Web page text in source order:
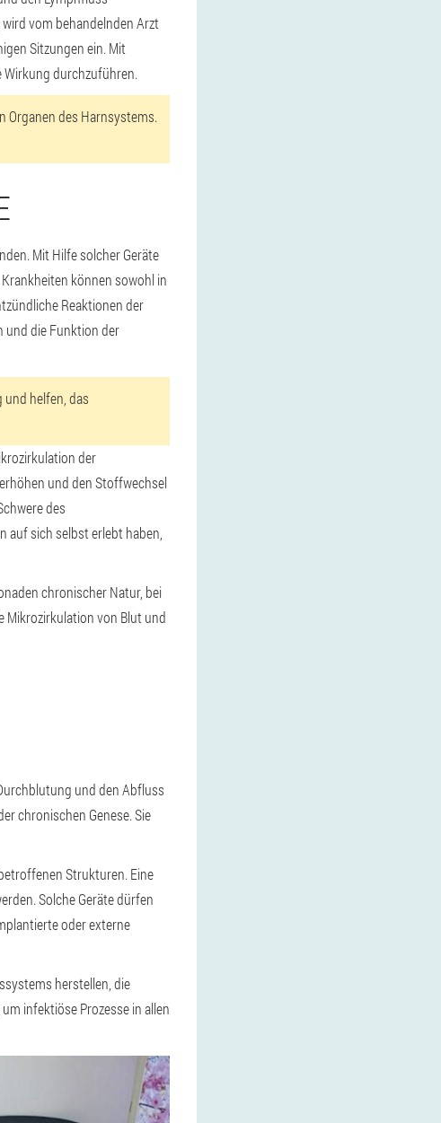
vom behandelnden Arzt
Sitzungen ein. Mit
Wirkung durchzuführen.
Organen des Harnsystems.
Mit Hilfe solcher Geräte
können sowohl in
Reaktionen der
und die Funktion der
helfen, das
der
und den Stoffwechsel
des
auf sich selbst erlebt haben,
chronischer Natur, bei
Mikrozirkulation von Blut und
und den Abfluss
chronischen Genese. Sie
Strukturen. Eine
Solche Geräte dürfen
oder externe
herstellen, die
infektiöse Prozesse in allen